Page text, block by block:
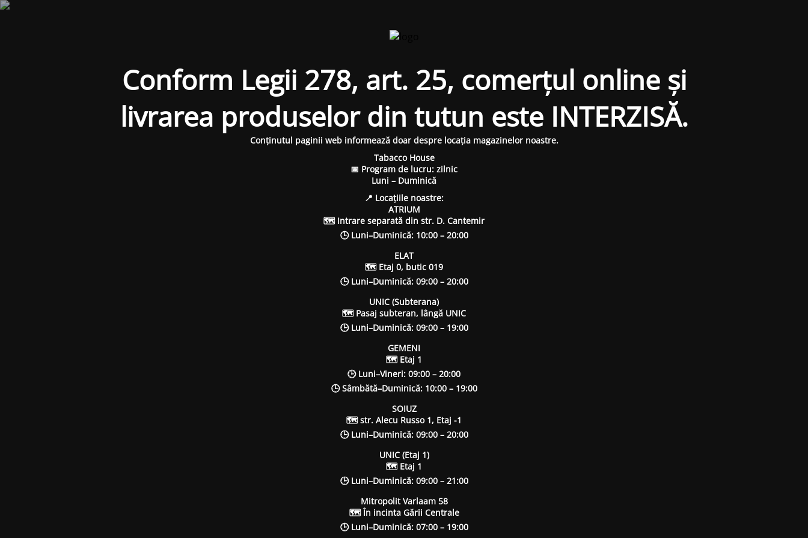
Conform Legii 278, art. 25, comerțul online și
livrarea produselor din tutun este INTERZISĂ.
Conținutul paginii web informează doar despre locația magazinelor noastre.
Tabacco House
📅 Program de lucru: zilnic
Luni – Duminică
📍 Locațiile noastre:
ATRIUM
🗺 Intrare separată din str. D. Cantemir
🕒 Luni–Duminică: 10:00 – 20:00
ELAT
🗺 Etaj 0, butic 019
🕒 Luni–Duminică: 09:00 – 20:00
UNIC (Subterana)
🗺 Pasaj subteran, lângă UNIC
🕒 Luni–Duminică: 09:00 – 19:00
GEMENI
🗺 Etaj 1
🕒 Luni–Vineri: 09:00 – 20:00
🕒 Sâmbătă–Duminică: 10:00 – 19:00
SOIUZ
🗺 str. Alecu Russo 1, Etaj -1
🕒 Luni–Duminică: 09:00 – 20:00
UNIC (Etaj 1)
🗺 Etaj 1
🕒 Luni–Duminică: 09:00 – 21:00
Mitropolit Varlaam 58
🗺 În incinta Gării Centrale
🕒 Luni–Duminică: 07:00 – 19:00